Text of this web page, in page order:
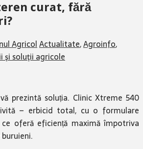
curat, fără
AgricolActualitate,Agroinfo,
şi soluţii agricole
prezintă soluția. Clinic Xtreme 540
– erbicid total, cu o formulare
ce oferă eficiență maximă împotriva